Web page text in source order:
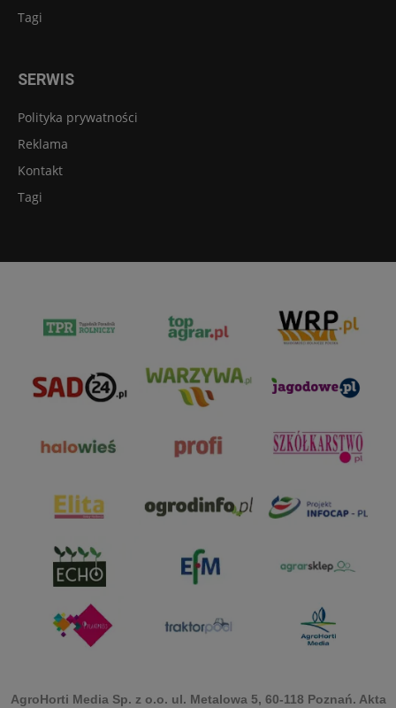
Tagi
SERWIS
Polityka prywatności
Reklama
Kontakt
Tagi
AgroHorti Media Sp. z o.o. ul. Metalowa 5, 60-118 Poznań. Akta